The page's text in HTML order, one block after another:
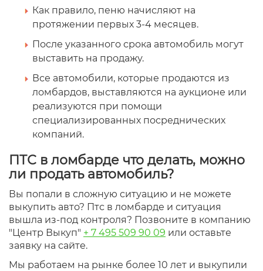
Как правило, пеню начисляют на
протяжении первых 3-4 месяцев.
После указанного срока автомобиль могут
выставить на продажу.
Все автомобили, которые продаются из
ломбардов, выставляются на аукционе или
реализуются при помощи
специализированных посреднических
компаний.
ПТС в ломбарде что делать, можно
ли продать автомобиль?
Вы попали в сложную ситуацию и не можете
выкупить авто? Птс в ломбарде и ситуация
вышла из-под контроля? Позвоните в компанию
"Центр Выкуп" + 7 495 509 90 09 или оставьте
заявку на сайте.
Мы работаем на рынке более 10 лет и выкупили